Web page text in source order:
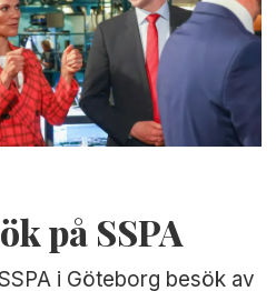
på SSPA
i Göteborg besök av